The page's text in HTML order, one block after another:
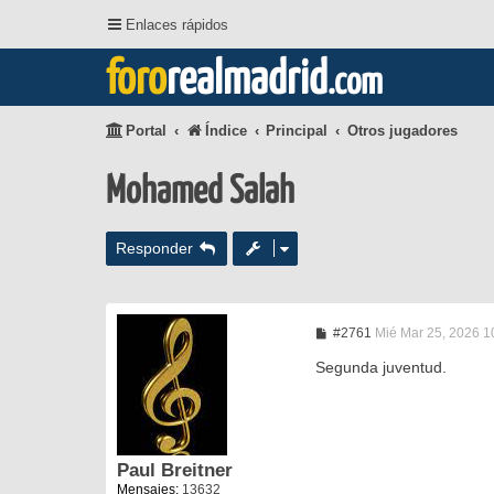
Enlaces rápidos
fororealmadrid.com
Portal Índice Principal Otros jugadores
Mohamed Salah
Responder
Paul Breitner
Mensajes: 13632
#2761 M
n
Mié Mar 25, 2026
Segunda juventud.